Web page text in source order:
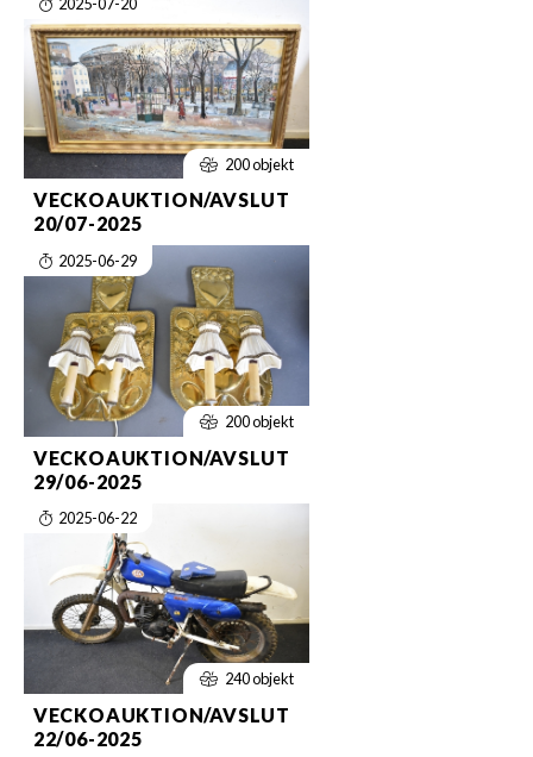
200 objekt
VECKOAUKTION/AVSLUT
20/07-2025
2025-06-29
200 objekt
VECKOAUKTION/AVSLUT
29/06-2025
2025-06-22
240 objekt
VECKOAUKTION/AVSLUT
22/06-2025